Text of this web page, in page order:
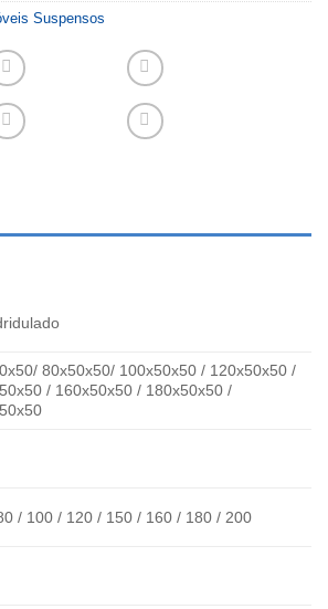
Suspensos
80x50x50/ 100x50x50 / 120x50x50 /
/ 160x50x50 / 180x50x50 /
/ 100 / 120 / 150 / 160 / 180 / 200